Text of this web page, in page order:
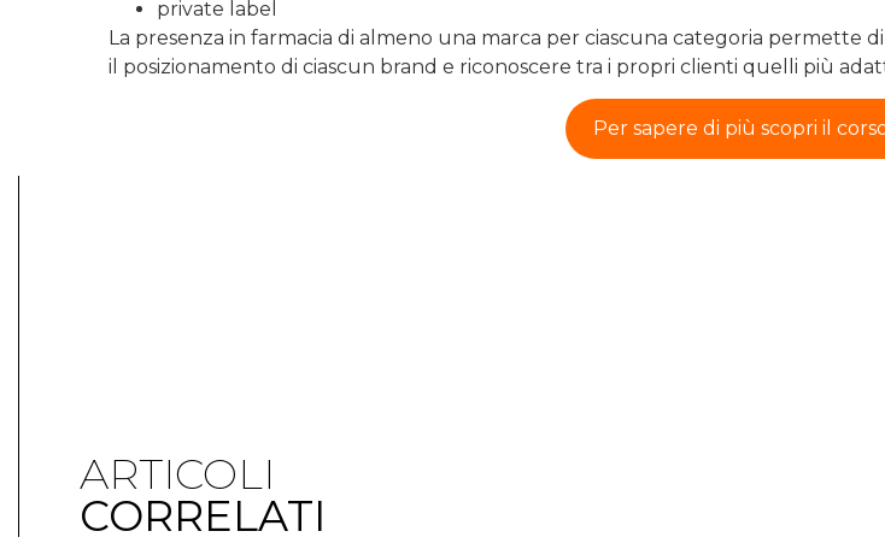
private label
La presenza in farmacia di almeno una marca per ciascuna categoria permette
il posizionamento di ciascun brand e riconoscere tra i propri clienti quelli più
Per sapere di più scopri il
ARTICOLI
CORRELATI